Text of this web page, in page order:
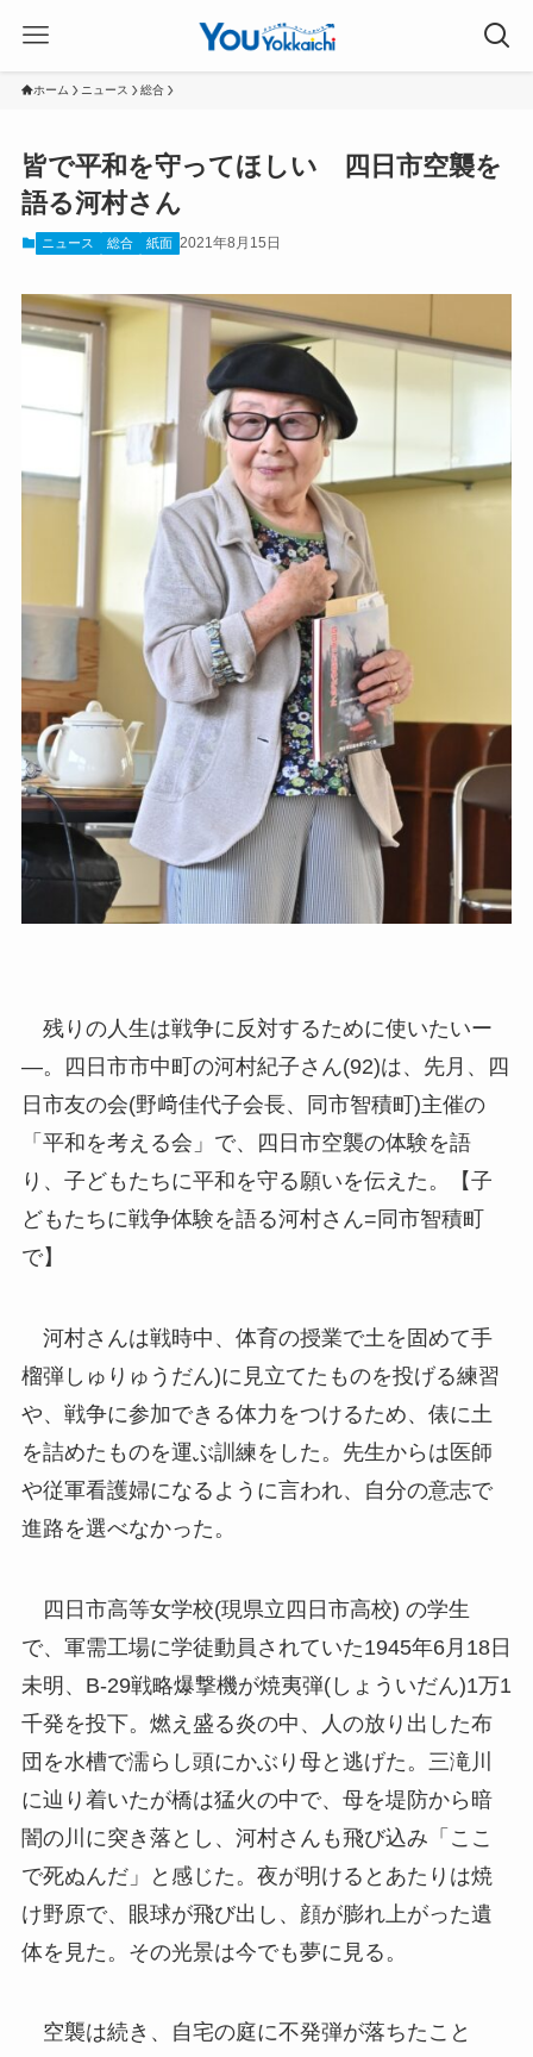
ホーム ニュース 総合
皆で平和を守ってほしい 四日市空襲を
語る河村さん
ニュース 総合 紙面 2021年8月15日
残りの人生は戦争に反対するために使いたいー
―。四日市市中町の河村紀子さん(92)は、先月、四
日市友の会(野﨑佳代子会長、同市智積町)主催の
「平和を考える会」で、四日市空襲の体験を語
り、子どもたちに平和を守る願いを伝えた。【子
どもたちに戦争体験を語る河村さん=同市智積町
で】
河村さんは戦時中、体育の授業で土を固めて手
榴弾しゅりゅうだん)に見立てたものを投げる練習
や、戦争に参加できる体力をつけるため、俵に土
を詰めたものを運ぶ訓練をした。先生からは医師
や従軍看護婦になるように言われ、自分の意志で
進路を選べなかった。
四日市高等女学校(現県立四日市高校) の学生
で、軍需工場に学徒動員されていた1945年6月18日
未明、B-29戦略爆撃機が焼夷弾(しょういだん)1万1
千発を投下。燃え盛る炎の中、人の放り出した布
団を水槽で濡らし頭にかぶり母と逃げた。三滝川
に辿り着いたが橋は猛火の中で、母を堤防から暗
闇の川に突き落とし、河村さんも飛び込み「ここ
で死ぬんだ」と感じた。夜が明けるとあたりは焼
け野原で、眼球が飛び出し、顔が膨れ上がった遺
体を見た。その光景は今でも夢に見る。
空襲は続き、自宅の庭に不発弾が落ちたこと